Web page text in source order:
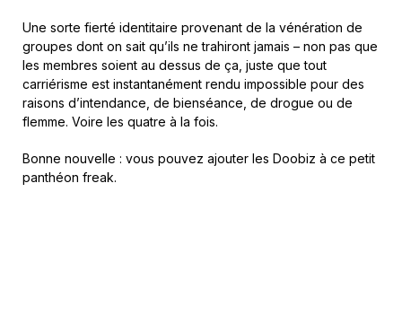
Une sorte fierté identitaire provenant de la vénération de
groupes dont on sait qu’ils ne trahiront jamais – non pas que
les membres soient au dessus de ça, juste que tout
carriérisme est instantanément rendu impossible pour des
raisons d’intendance, de bienséance, de drogue ou de
flemme. Voire les quatre à la fois.
Bonne nouvelle : vous pouvez ajouter les Doobiz à ce petit
panthéon freak.